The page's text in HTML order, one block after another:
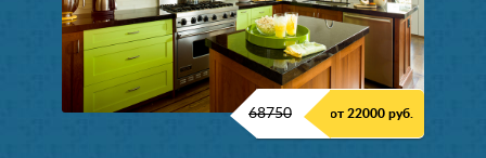
68750 от 22000 руб.